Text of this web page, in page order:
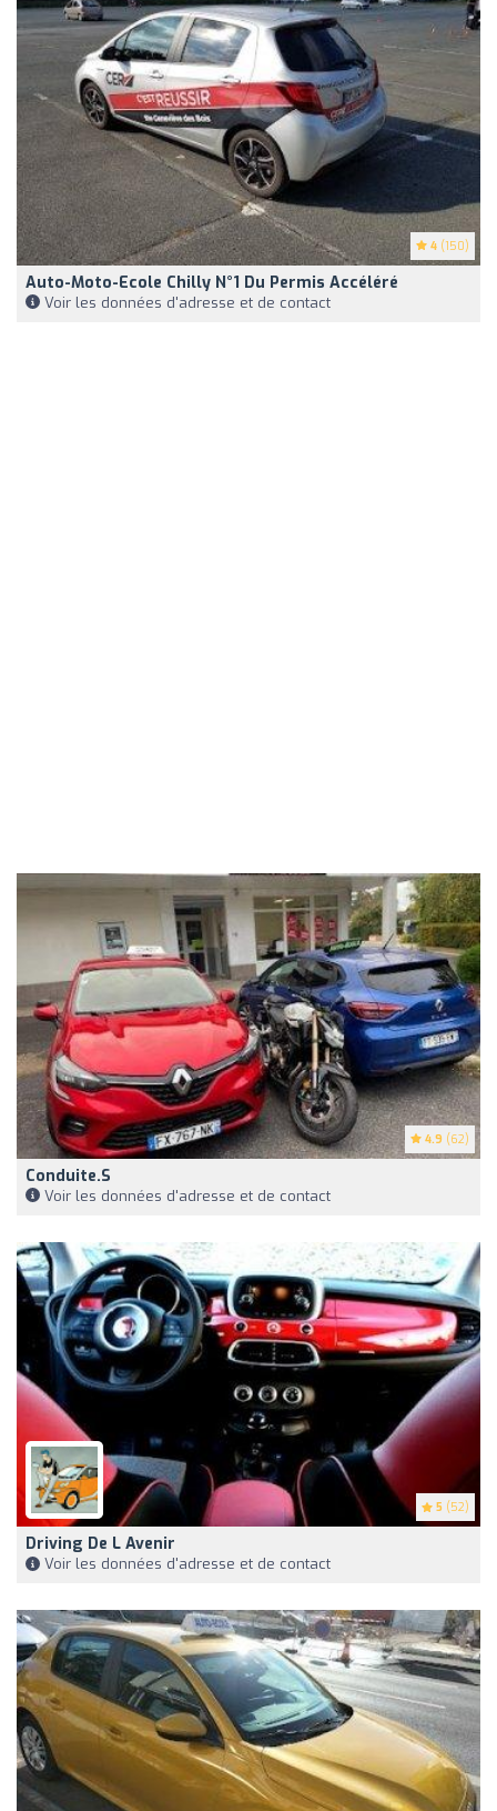
4 (150)
Auto-Moto-Ecole Chilly N°1 Du Permis Accéléré
Voir les données d'adresse et de contact
4.9 (62)
Conduite.s
Voir les données d'adresse et de contact
5 (52)
Driving De L Avenir
Voir les données d'adresse et de contact